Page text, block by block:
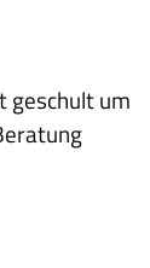
geschult um